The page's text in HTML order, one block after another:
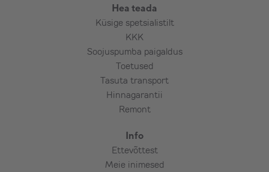
Hea teada
Küsige spetsialistilt
KKK
Soojuspumba paigaldus
Toetused
Tasuta transport
Hinnagarantii
Remont
Info
Ettevõttest
Meie inimesed